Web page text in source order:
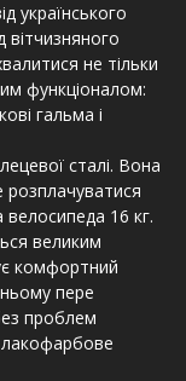
українського
не тільки
функціоналом:
гальма і
сталі. Вона
розплачуватися
16 кг.
великим
комфортний
пере
проблем